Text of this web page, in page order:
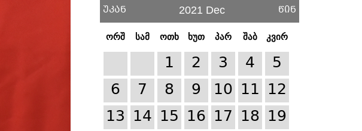
უკან 2021 Dec წინ
ორშ სამ ოთხ ხუთ პარ შაბ კვირ
1 2 3 4
5
6
7 8 9 10 11 12
13 14 15 16 17 18 19